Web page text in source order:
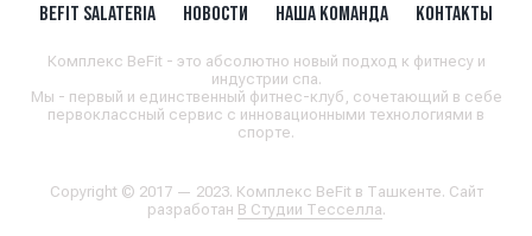
BEFIT SALATERIA
НОВОСТИ НАША КОМАНДА КОНТАКТЫ
Комплекс BeFit - это абсолютно новый подход к фитнесу и
индустрии спа.
Мы - первый и единственный фитнес-клуб, сочетающий в себе
первоклассный сервис с инновационными технологиями в
спорте.
Copyright © 2017 — 2023. Комплекс BeFit в Ташкенте. Сайт
разработан В Студии Тесселла.